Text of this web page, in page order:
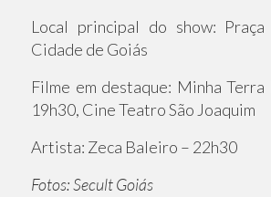
Local principal do show:
Cidade de Goiás
Filme em destaque: Minha Terra
19h30, Cine Teatro São Joaquim
Artista: Zeca Baleiro – 22h30
Fotos: Secult Goiás